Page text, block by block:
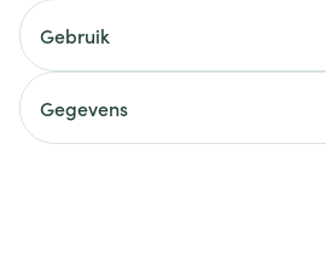
Gebruik
Gegevens